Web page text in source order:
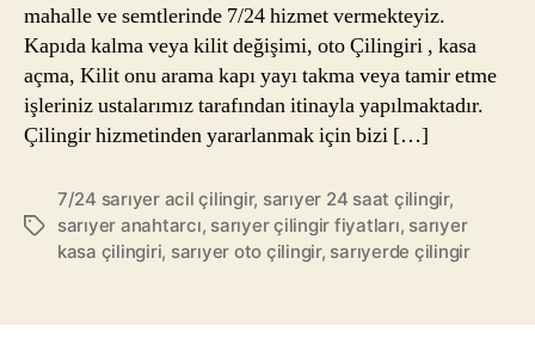
mahalle ve semtlerinde 7/24 hizmet vermekteyiz.
Kapıda kalma veya kilit değişimi, oto Çilingiri , kasa
açma, Kilit onu arama kapı yayı takma veya tamir etme
işleriniz ustalarımız tarafından itinayla yapılmaktadır.
Çilingir hizmetinden yararlanmak için bizi […]
Etiketler
7/24 sarıyer acil çilingir, sarıyer 24 saat çilingir,
sarıyer anahtarcı, sarıyer çilingir fiyatları, sarıyer
kasa çilingiri, sarıyer oto çilingir, sarıyerde çilingir